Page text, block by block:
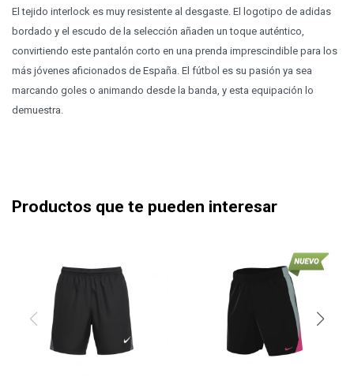
El tejido interlock es muy resistente al desgaste. El logotipo de adidas
bordado y el escudo de la selección añaden un toque auténtico,
convirtiendo este pantalón corto en una prenda imprescindible para los
más jóvenes aficionados de España. El fútbol es su pasión ya sea
marcando goles o animando desde la banda, y esta equipación lo
demuestra.
Productos que te pueden interesar